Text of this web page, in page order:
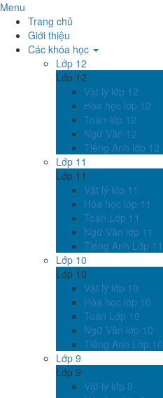
Menu
Trang chủ
Giới thiệu
Các khóa học
Lớp 12
Lớp 12
Vật lý lớp 12
Hóa học lớp 12
Toán lớp 12
Ngữ Văn 12
Tiếng Anh lớp 12
Lớp 11
Lớp 11
Vật lý lớp 11
Hóa học lớp 11
Toán Lớp 11
Ngữ Văn lớp 11
Tiếng Anh Lớp 11
Lớp 10
Lớp 10
Vật lý lớp 10
Hóa học lớp 10
Toán Lớp 10
Ngữ Văn lớp 10
Tiếng Anh Lớp 10
Lớp 9
Lớp 9
Vật lý lớp 9